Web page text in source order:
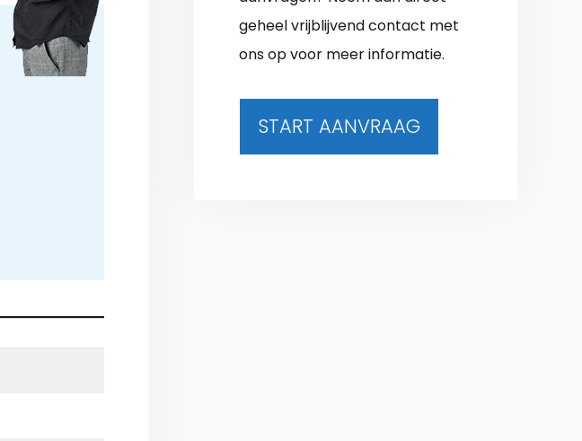
geheel vrijblijvend contact met
ons op voor meer informatie.
START AANVRAAG